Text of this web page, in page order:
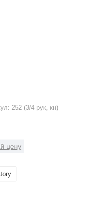
252 (3/4 рук, кн)
цену